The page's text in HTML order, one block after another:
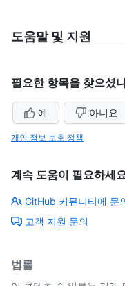
도움말 및 지원
필요한 항목을 찾으셨
예 아니요
개인 정보 보호 정책
계속 도움이 필요하세
GitHub 커뮤니티에 문
고객 지원 문의
법률